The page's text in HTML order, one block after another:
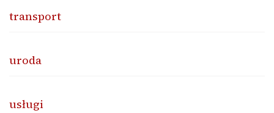
transport
uroda
usługi